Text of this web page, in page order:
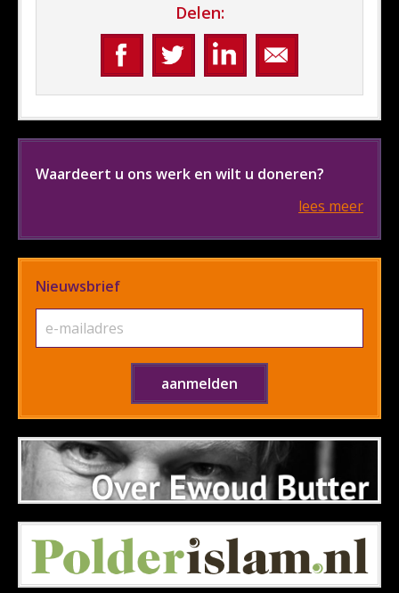
Delen:
Waardeert u ons werk en wilt u doneren?
lees meer
Nieuwsbrief